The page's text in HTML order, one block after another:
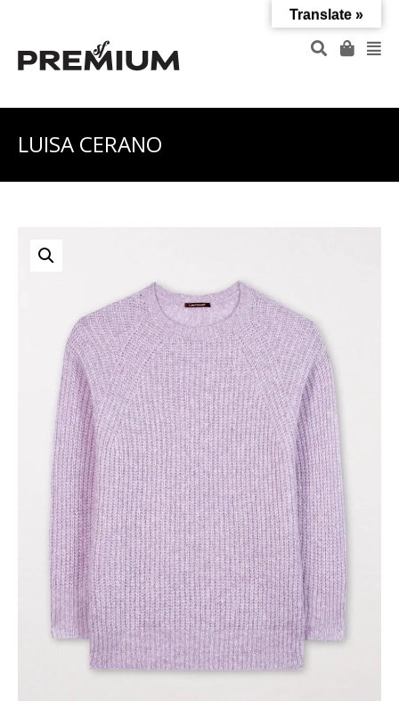
LUISA CERANO
Translate »